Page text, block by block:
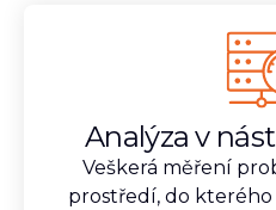
Analýza v
Veškerá měření
prostředí, do